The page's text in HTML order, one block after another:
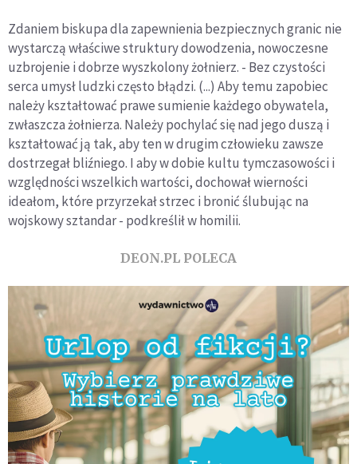
Zdaniem biskupa dla zapewnienia bezpiecznych granic nie
wystarczą właściwe struktury dowodzenia, nowoczesne
uzbrojenie i dobrze wyszkolony żołnierz. - Bez czystości
serca umysł ludzki często błądzi. (...) Aby temu zapobiec
należy kształtować prawe sumienie każdego obywatela,
zwłaszcza żołnierza. Należy pochylać się nad jego duszą i
kształtować ją tak, aby ten w drugim człowieku zawsze
dostrzegał bliźniego. I aby w dobie kultu tymczasowości i
względności wszelkich wartości, dochował wierności
ideałom, które przyrzekał strzec i bronić ślubując na
wojskowy sztandar - podkreślił w homilii.
DEON.PL POLECA